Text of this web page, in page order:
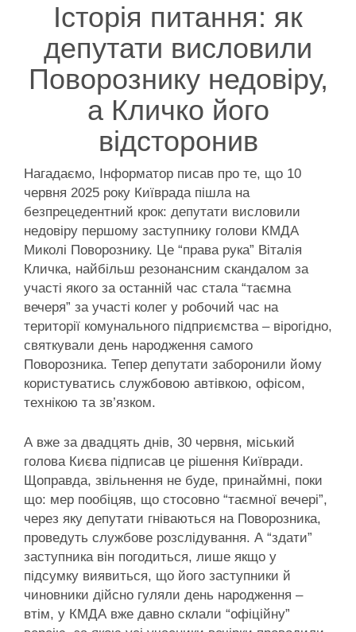
Історія питання: як
депутати висловили
Поворознику недовіру,
а Кличко його
відсторонив
Нагадаємо, Інформатор писав про те, що 10
червня 2025 року Київрада пішла на
безпрецедентний крок: депутати висловили
недовіру першому заступнику голови КМДА
Миколі Поворознику. Це “права рука” Віталія
Кличка, найбільш резонансним скандалом за
участі якого за останній час стала “таємна
вечеря” за участі колег у робочий час на
території комунального підприємства – вірогідно,
святкували день народження самого
Поворозника. Тепер депутати заборонили йому
користуватись службовою автівкою, офісом,
технікою та зв’язком.
А вже за двадцять днів, 30 червня, міський
голова Києва підписав це рішення Київради.
Щоправда, звільнення не буде, принаймні, поки
що: мер пообіцяв, що стосовно “таємної вечері”,
через яку депутати гніваються на Поворозника,
проведуть службове розслідування. А “здати”
заступника він погодиться, лише якщо у
підсумку виявиться, що його заступники й
чиновники дійсно гуляли день народження –
втім, у КМДА вже давно склали “офіційну”